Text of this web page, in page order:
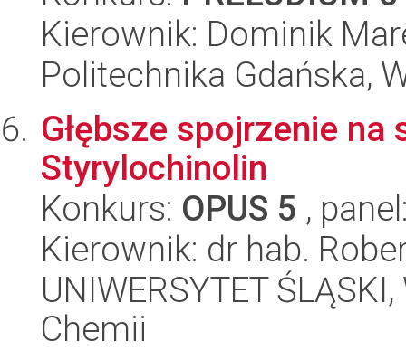
Kierownik: Dominik
Politechnika Gdańska,
Głębsze spojrzenie
Styrylochinolin
Konkurs: OPUS 5 ,
Kierownik: dr hab.
UNIWERSYTET
Chemii